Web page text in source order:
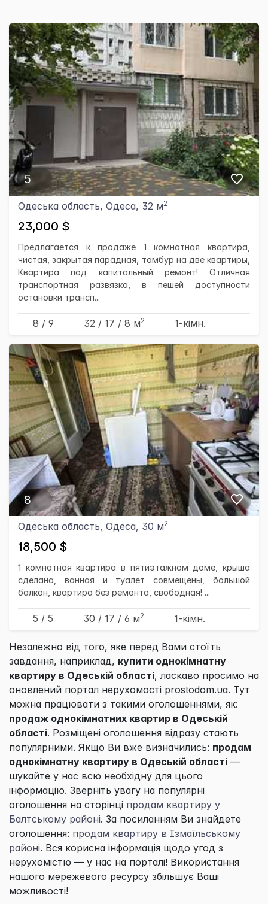
5
Одеська область, Одеса, 32 м2
23,000 $
Предлагается к продаже 1 комнатная квартира,
чистая, закрытая парадная, тамбур на две квартиры,
Квартира под капитальный ремонт! Отличная
транспортная развязка, в пешей доступности
остановки трансп...
8 / 9 32 / 17 / 8 м2 1-кімн.
8
Одеська область, Одеса, 30 м2
18,500 $
1 комнатная квартира в пятиэтажном доме, крыша
сделана, ванная и туалет совмещены, большой
балкон, квартира без ремонта, свободная! ...
5 / 5 30 / 17 / 6 м2 1-кімн.
Незалежно від того, яке перед Вами стоїть
завдання, наприклад, купити однокімнатну
квартиру в Одеській області, ласкаво просимо на
оновлений портал нерухомості prostodom.ua. Тут
можна працювати з такими оголошеннями, як:
продаж однокімнатних квартир в Одеській
області. Розміщені оголошення відразу стають
популярними. Якщо Ви вже визначились: продам
однокімнатну квартиру в Одеській області —
шукайте у нас всю необхідну для цього
інформацію. Зверніть увагу на популярні
оголошення на сторінці продам квартиру у
Балтському районі. За посиланням Ви знайдете
оголошення: продам квартиру в Ізмаїльському
районі. Вся корисна інформація щодо угод з
нерухомістю — у нас на порталі! Використання
нашого мережевого ресурсу збільшує Ваші
можливості!